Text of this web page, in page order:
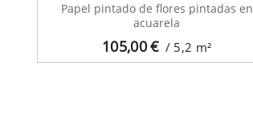
105,00€ / 5,2 m²
Papel pintado de flores pintadas en
acuarela